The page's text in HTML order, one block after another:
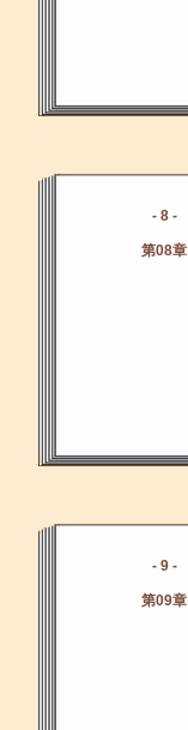
- 8 -
第08章
- 9 -
第09章